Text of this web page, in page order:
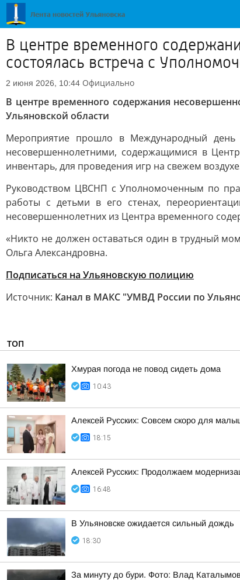
В центре временного
состоялась встреча с
2 июня 2026, 10:44 Официально
В центре временного содержания
Ульяновской области
Мероприятие прошло в Международный день
несовершеннолетними, содержащимися в
инвентарь, для проведения игр на свежем
Руководством ЦВСНП с Уполномоченным по
работы с детьми в его стенах,
несовершеннолетних из Центра временного
«Никто не должен оставаться один в трудный
Ольга Александровна.
Подписаться на Ульяновскую полицию
Источник: Канал в МАКС "УМВД России по
ТОП
Хмурая погода не повод сидеть дома
10:43
Алексей Русских: Совсем скоро для
18:15
Алексей Русских: Продолжаем
16:48
В Ульяновске ожидается сильный дождь
18:30
За минуту до бури. Фото: Влад Каталымов